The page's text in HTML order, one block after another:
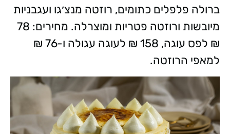
ברולה פלפלים כתומים, רוזטה מנצ׳גו ועגבניות
מיובשות ורוזטה פטריות ומוצרלה. מחירים: 78
₪ לפס עוגה, 158 ₪ לעוגה עגולה ו-76 ₪
למאפי הרוזטה.